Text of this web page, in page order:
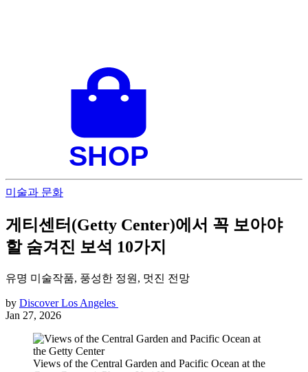
미술과 문화
게티센터(Getty Center)에서 꼭 보아야
할 숨겨진 보석 10가지
유명 미술작품, 풍성한 정원, 멋진 전망
by Discover Los Angeles
Jan 27, 2026
Views of the Central Garden and Pacific Ocean at the